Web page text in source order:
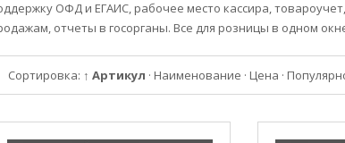
ОФД и ЕГАИС, рабочее место кассира,
отчеты в госорганы. Все для розницы в одном
Сортировка: ↑ Артикул · Наименование · Цена ·